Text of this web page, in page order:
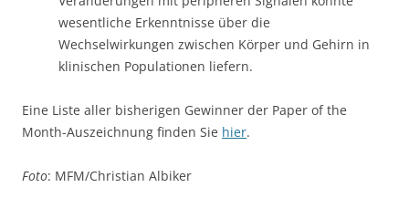
wesentliche Erkenntnisse über die
Wechselwirkungen zwischen Körper und Gehirn in
klinischen Populationen liefern.
Eine Liste aller bisherigen Gewinner der Paper of the
Month-Auszeichnung finden Sie hier.
Foto: MFM/Christian Albiker